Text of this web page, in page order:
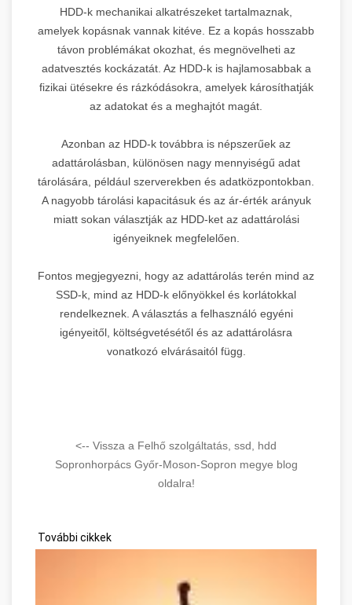
HDD-k mechanikai alkatrészeket tartalmaznak,
amelyek kopásnak vannak kitéve. Ez a kopás hosszabb
távon problémákat okozhat, és megnövelheti az
adatvesztés kockázatát. Az HDD-k is hajlamosabbak a
fizikai ütésekre és rázkódásokra, amelyek károsíthatják
az adatokat és a meghajtót magát.
Azonban az HDD-k továbbra is népszerűek az
adattárolásban, különösen nagy mennyiségű adat
tárolására, például szerverekben és adatközpontokban.
A nagyobb tárolási kapacitásuk és az ár-érték arányuk
miatt sokan választják az HDD-ket az adattárolási
igényeiknek megfelelően.
Fontos megjegyezni, hogy az adattárolás terén mind az
SSD-k, mind az HDD-k előnyökkel és korlátokkal
rendelkeznek. A választás a felhasználó egyéni
igényeitől, költségvetésétől és az adattárolásra
vonatkozó elvárásaitól függ.
<-- Vissza a Felhő szolgáltatás, ssd, hdd
Sopronhorpács Győr-Moson-Sopron megye blog
oldalra!
További cikkek